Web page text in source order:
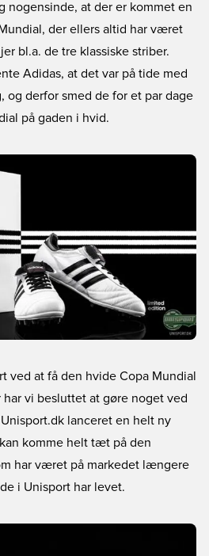
nogensinde, at der er kommet en
der ellers altid har været
bl.a. de tre klassiske striber.
Adidas, at det var på tide med
og derfor smed de for et par dage
på gaden i hvid.
ved at få den hvide Copa Mundial
vi besluttet at gøre noget ved
lanceret en helt ny
komme helt tæt på den
har været på markedet længere
i Unisport har levet.